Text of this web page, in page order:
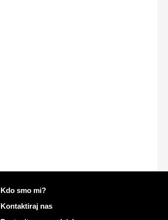
Več informacij o Mailo
Kdo smo mi?
Kontaktiraj nas